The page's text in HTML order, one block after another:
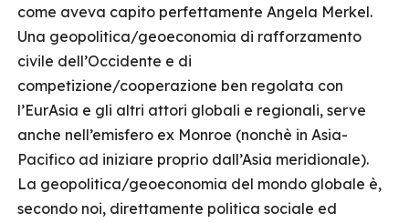
come aveva capito perfettamente Angela Merkel.
Una geopolitica/geoeconomia di rafforzamento
civile dell’Occidente e di
competizione/cooperazione ben regolata con
l’EurAsia e gli altri attori globali e regionali, serve
anche nell’emisfero ex Monroe (nonchè in Asia-
Pacifico ad iniziare proprio dall’Asia meridionale).
La geopolitica/geoeconomia del mondo globale è,
secondo noi, direttamente politica sociale ed